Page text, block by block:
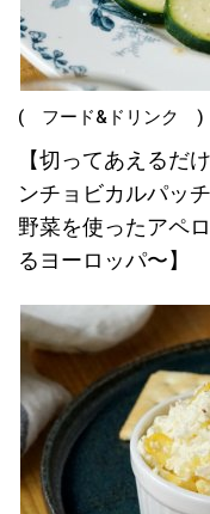
( フード&ドリンク )
【切ってあえるだ
ンチョビカルパッ
野菜を使ったアペ
るヨーロッパ〜】